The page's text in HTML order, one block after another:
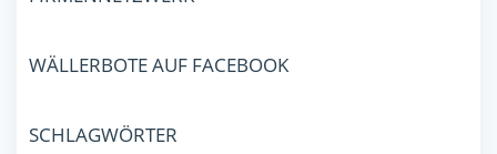
WÄLLERBOTE AUF FACEBOOK
SCHLAGWÖRTER